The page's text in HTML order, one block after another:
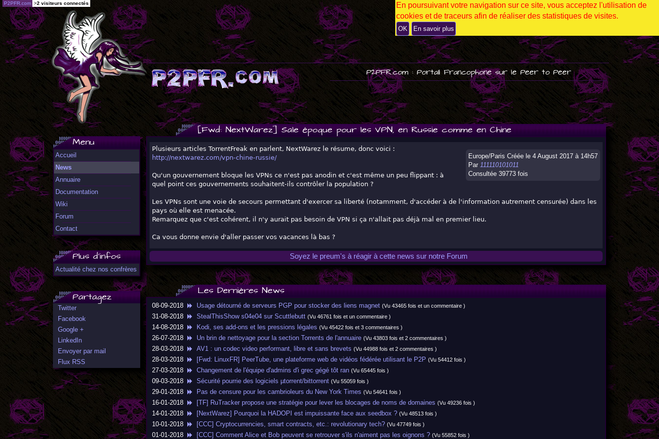
P
U
B
P2PFR.com : Portail Francophone sur le Peer to Peer
Menu
Accueil
News
Annuaire
Documentation
Wiki
Forum
Contact
Plus d'infos
Actualité chez nos confrères
Partagez
Twitter
Facebook
Google +
LinkedIn
Envoyer par mail
Flux RSS
[Fwd: NextWarez] Sale époque pour les VPN, en Russie comme en Chine
Europe/Paris Créée le 4 August 2017 à 14h57
Par 111110101011
Consultée 39773 fois
Plusieurs articles TorrentFreak en parlent, NextWarez le résume, donc voici :
http://nextwarez.com/vpn-chine-russie/
Qu'un gouvernement bloque les VPNs ce n'est pas anodin et c'est même un peu flippant : à
quel point ces gouvernements souhaitent-ils contrôler la population ?
Les VPNs sont une voie de secours permettant d'exercer sa liberté (notamment, d'accéder à de l'information autrement censurée) dans les
pays où elle est menacée.
Remarquez que c'est cohérent, il n'y aurait pas besoin de VPN si ça n'allait pas déjà mal en premier lieu.
Ca vous donne envie d'aller passer vos vacances là bas ?
Soyez le preum's à réagir à cette news sur notre Forum
Les Dernières News
08-09-2018 Usage détourné de serveurs PGP pour stocker des liens magnet (Vu 43465 fois et un commentaire )
31-08-2018 StealThisShow s04e04 sur Scuttlebutt (Vu 46761 fois et un commentaire )
14-08-2018 Kodi, ses add-ons et les pressions légales (Vu 45422 fois et 3 commentaires )
26-07-2018 Un brin de nettoyage pour la section Torrents de l'annuaire (Vu 43803 fois et 2 commentaires )
28-03-2018 AV1 : un codec video performant, libre et sans brevets (Vu 44988 fois et 2 commentaires )
28-03-2018 [Fwd: LinuxFR] PeerTube, une plateforme web de vidéos fédérée utilisant le P2P (Vu 54412 fois )
27-03-2018 Changement de l'équipe d'admins d'i grec gégé tôt ran (Vu 65445 fois )
09-03-2018 Sécurité pourrie des logiciels µtorrent/bittorrent (Vu 55059 fois )
29-01-2018 Pas de censure pour les cambrioleurs du New York Times (Vu 54641 fois )
16-01-2018 [TF] RuTracker propose une stratégie pour lever les blocages de noms de domaines (Vu 49236 fois )
14-01-2018 [NextWarez] Pourquoi la HADOPI est impuissante face aux seedbox ? (Vu 48513 fois )
10-01-2018 [CCC] Cryptocurrencies, smart contracts, etc.: revolutionary tech? (Vu 47749 fois )
01-01-2018 [CCC] Comment Alice et Bob peuvent se retrouver s'ils n'aiment pas les oignons ? (Vu 55852 fois )
P2PFR.com >2 visiteurs connectés
En poursuivant votre navigation sur ce site, vous acceptez l'utilisation de
cookies et de traceurs afin de réaliser des statistiques de visites.
OK En savoir plus